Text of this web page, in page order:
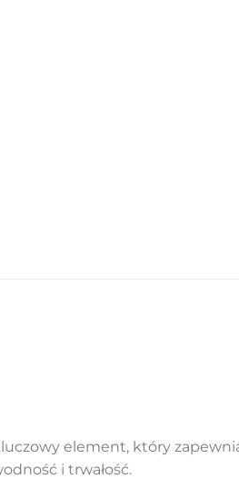
element, który
i trwałość.